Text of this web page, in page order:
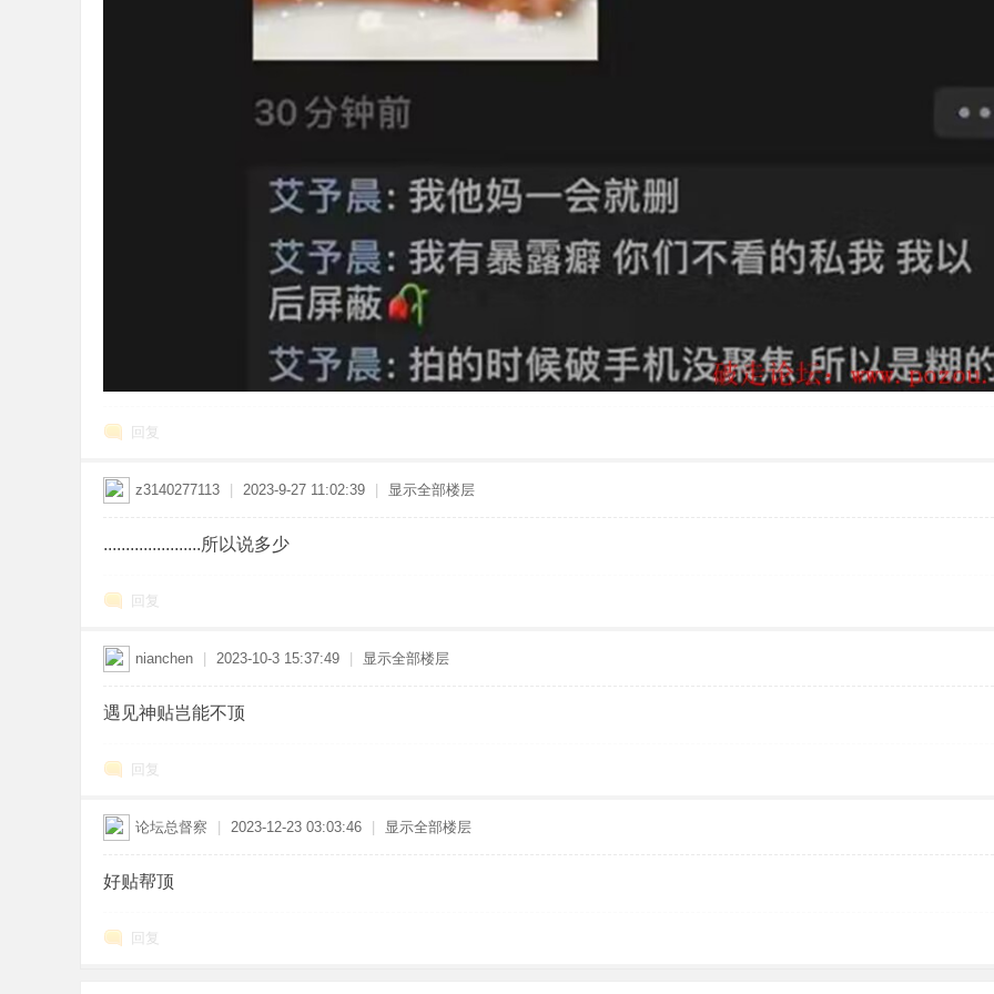
回复
z3140277113 2023-9-27 11:02:39 显示全部楼层
......................所以说多少
回复
nianchen 2023-10-3 15:37:49 显示全部楼层
遇见神贴岂能不顶
回复
论坛总督察 2023-12-23 03:03:46 显示全部楼层
好贴帮顶
回复